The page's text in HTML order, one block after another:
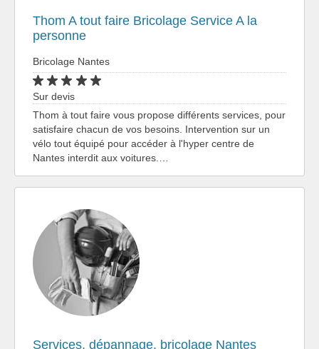
Thom A tout faire Bricolage Service A la
personne
Bricolage Nantes
Sur devis
Thom à tout faire vous propose différents services, pour
satisfaire chacun de vos besoins. Intervention sur un
vélo tout équipé pour accéder à l'hyper centre de
Nantes interdit aux voitures.…
Services, dépannage, bricolage Nantes